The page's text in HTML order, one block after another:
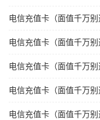
电信充值卡（面值千万
电信充值卡（面值千万
电信充值卡（面值千万
电信充值卡（面值千万
电信充值卡（面值千万